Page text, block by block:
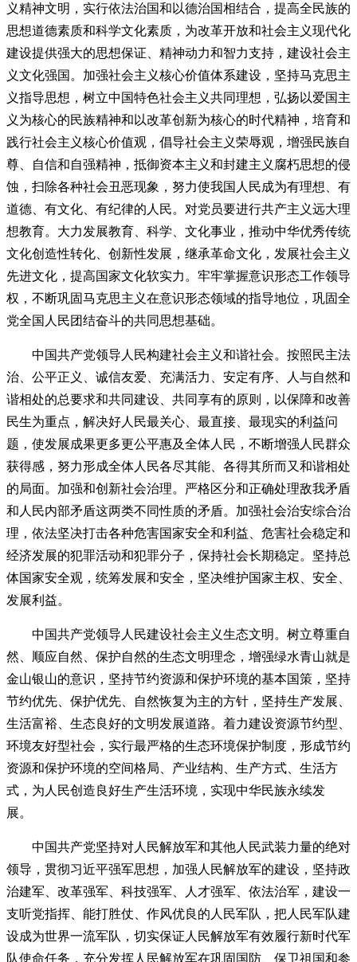
义精神文明，实行依法治国和以德治国相结合，提高全民族的
思想道德素质和科学文化素质，为改革开放和社会主义现代化
建设提供强大的思想保证、精神动力和智力支持，建设社会主
义文化强国。加强社会主义核心价值体系建设，坚持马克思主
义指导思想，树立中国特色社会主义共同理想，弘扬以爱国主
义为核心的民族精神和以改革创新为核心的时代精神，培育和
践行社会主义核心价值观，倡导社会主义荣辱观，增强民族自
尊、自信和自强精神，抵御资本主义和封建主义腐朽思想的侵
蚀，扫除各种社会丑恶现象，努力使我国人民成为有理想、有
道德、有文化、有纪律的人民。对党员要进行共产主义远大理
想教育。大力发展教育、科学、文化事业，推动中华优秀传统
文化创造性转化、创新性发展，继承革命文化，发展社会主义
先进文化，提高国家文化软实力。牢牢掌握意识形态工作领导
权，不断巩固马克思主义在意识形态领域的指导地位，巩固全
党全国人民团结奋斗的共同思想基础。
中国共产党领导人民构建社会主义和谐社会。按照民主法
治、公平正义、诚信友爱、充满活力、安定有序、人与自然和
谐相处的总要求和共同建设、共同享有的原则，以保障和改善
民生为重点，解决好人民最关心、最直接、最现实的利益问
题，使发展成果更多更公平惠及全体人民，不断增强人民群众
获得感，努力形成全体人民各尽其能、各得其所而又和谐相处
的局面。加强和创新社会治理。严格区分和正确处理敌我矛盾
和人民内部矛盾这两类不同性质的矛盾。加强社会治安综合治
理，依法坚决打击各种危害国家安全和利益、危害社会稳定和
经济发展的犯罪活动和犯罪分子，保持社会长期稳定。坚持总
体国家安全观，统筹发展和安全，坚决维护国家主权、安全、
发展利益。
中国共产党领导人民建设社会主义生态文明。树立尊重自
然、顺应自然、保护自然的生态文明理念，增强绿水青山就是
金山银山的意识，坚持节约资源和保护环境的基本国策，坚持
节约优先、保护优先、自然恢复为主的方针，坚持生产发展、
生活富裕、生态良好的文明发展道路。着力建设资源节约型、
环境友好型社会，实行最严格的生态环境保护制度，形成节约
资源和保护环境的空间格局、产业结构、生产方式、生活方
式，为人民创造良好生产生活环境，实现中华民族永续发
展。
中国共产党坚持对人民解放军和其他人民武装力量的绝对
领导，贯彻习近平强军思想，加强人民解放军的建设，坚持政
治建军、改革强军、科技强军、人才强军、依法治军，建设一
支听党指挥、能打胜仗、作风优良的人民军队，把人民军队建
设成为世界一流军队，切实保证人民解放军有效履行新时代军
队使命任务，充分发挥人民解放军在巩固国防、保卫祖国和参